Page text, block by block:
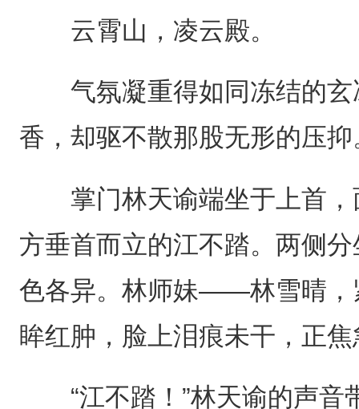
云霄山，凌云殿。
气氛凝重得如同冻结的玄
香，却驱不散那股无形的压抑
掌门林天谕端坐于上首，
方垂首而立的江不踏。两侧
色各异。林师妹——林雪晴，
眸红肿，脸上泪痕未干，正
“江不踏！”林天谕的声音